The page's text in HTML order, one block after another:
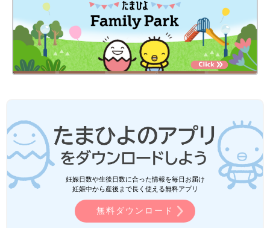
妊娠日数や生後日数に合った情報を毎日お届け
妊娠中から産後まで長く使える無料アプリ
無料ダウンロード